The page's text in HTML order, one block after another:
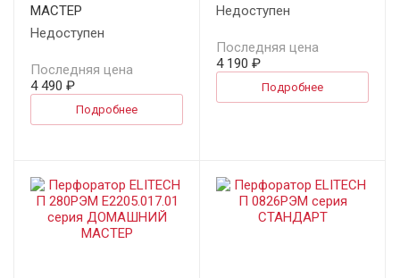
МАСТЕР
Недоступен
Последняя цена
4 490 ₽
Подробнее
Недоступен
Последняя цена
4 190 ₽
Подробнее